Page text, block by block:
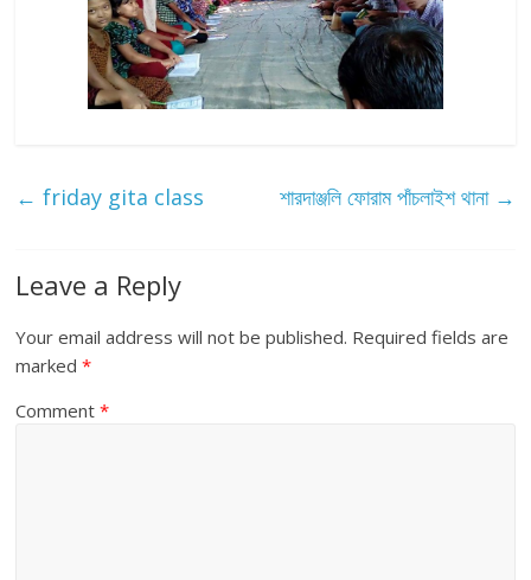
← friday gita class শারদাঞ্জলি ফোরাম পাঁচলাইশ থানা →
Leave a Reply
Your email address will not be published. Required fields are
marked*
Comment*